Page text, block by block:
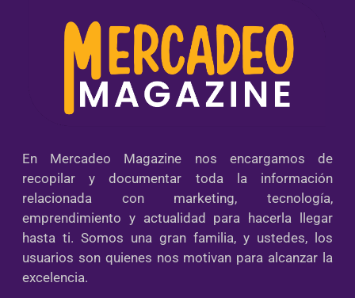
En Mercadeo Magazine nos encargamos de
recopilar y documentar toda la información
relacionada con marketing, tecnología,
emprendimiento y actualidad para hacerla llegar
hasta ti. Somos una gran familia, y ustedes, los
usuarios son quienes nos motivan para alcanzar la
excelencia.